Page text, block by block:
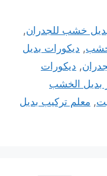
خشب للجدران,
خشب, ديكورات بديل
, ديكورات
بديل الخشب
, معلم تركيب بديل